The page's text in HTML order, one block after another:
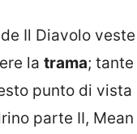
Il Diavolo
la trama;
punto di vista
parte II,